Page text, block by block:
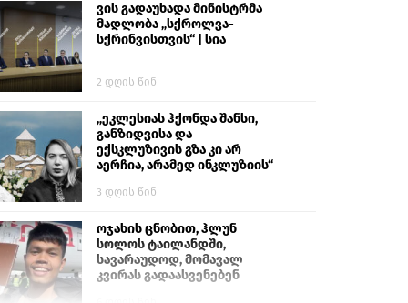
ვის გადაუხადა მინისტრმა
მადლობა „სქროლვა-
სქრინვისთვის“ | სია
2 დღის წინ
„ეკლესიას ჰქონდა შანსი,
განზიდვისა და
ექსკლუზივის გზა კი არ
აერჩია, არამედ ინკლუზიის“
3 დღის წინ
ოჯახის ცნობით, ჰლუნ
სოლოს ტაილანდში,
სავარაუდოდ, მომავალ
კვირას გადაასვენებენ